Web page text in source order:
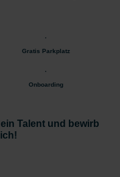
Gratis Parkplatz
Onboarding
Talent und bewirb